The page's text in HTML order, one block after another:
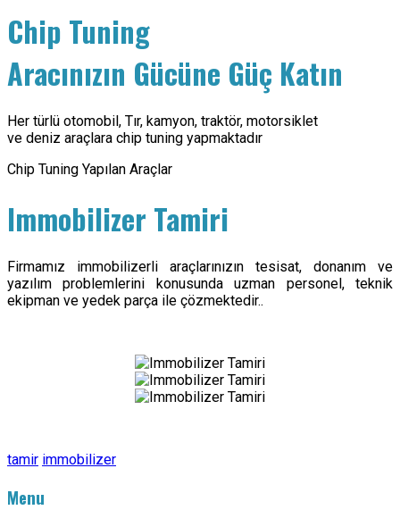
Chip Tuning
Aracınızın Gücüne Güç Katın
Her türlü otomobil, Tır, kamyon, traktör, motorsiklet
ve deniz araçlara chip tuning yapmaktadır
Chip Tuning Yapılan Araçlar
Immobilizer Tamiri
Firmamız immobilizerli araçlarınızın tesisat, donanım ve
yazılım problemlerini konusunda uzman personel, teknik
ekipman ve yedek parça ile çözmektedir..
tamir immobilizer
Menu